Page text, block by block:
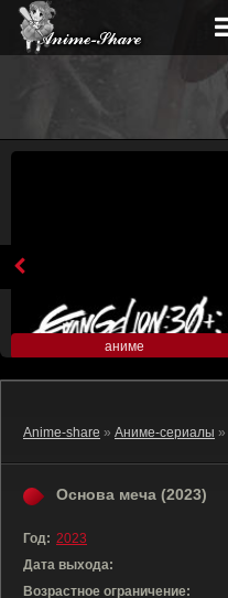
аниме
Anime-share » Аниме-сериалы
Основа меча (2023)
Год: 2023
Дата выхода:
Возрастное ограничение: